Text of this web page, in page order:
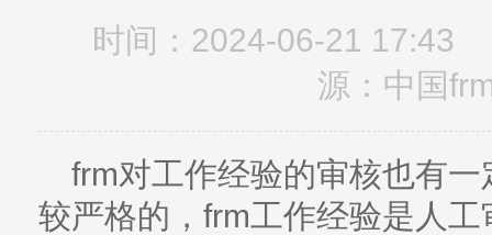
时间：2024-06-21 17:43
源：中国
frm对工作经验的审核也有
较严格的，frm工作经验是人